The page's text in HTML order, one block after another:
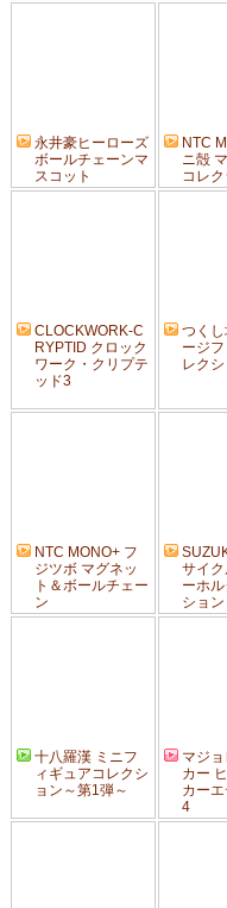
永井豪ヒーローズ
ボールチェーンマ
スコット
NTC
ニ殻
コレ
CLOCKWORK-C
RYPTID クロック
ワーク・クリプテ
ッド3
つく
ージ
レク
NTC MONO+ フ
ジツボ マグネッ
ト＆ボールチェー
ン
サイ
ーホ
ション
十八羅漢 ミニフ
ィギュアコレクシ
ョン～第1弾～
マジ
カー
カー
4